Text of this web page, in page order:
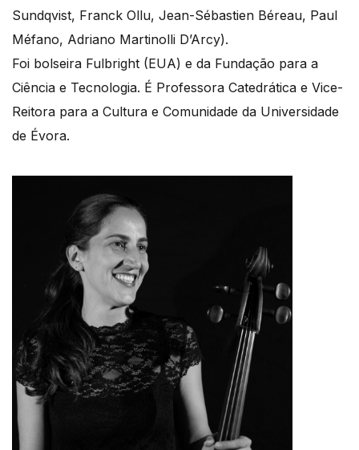
Sundqvist, Franck Ollu, Jean-Sébastien Béreau, Paul
Méfano, Adriano Martinolli D’Arcy).
Foi bolseira Fulbright (EUA) e da Fundação para a
Ciência e Tecnologia. É Professora Catedrática e Vice-
Reitora para a Cultura e Comunidade da Universidade
de Évora.